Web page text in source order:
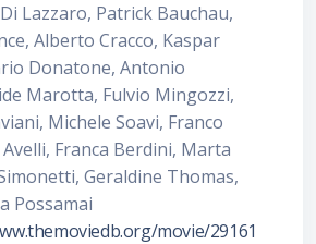
Lazzaro, Patrick Bauchau,
Alberto Cracco, Kaspar
Donatone, Antonio
Marotta, Fulvio Mingozzi,
Michele Soavi, Franco
Franca Berdini, Marta
Geraldine Thomas,
Possamai
movie/29161